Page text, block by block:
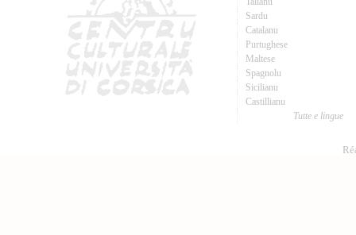
Sardu
Catalanu
Purtughese
Maltese
Spagnolu
Sicilianu
Castillianu
Tutte e lingue